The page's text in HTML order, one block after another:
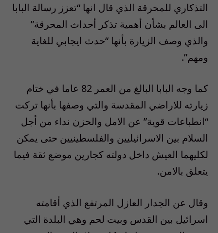
التذكاري للمحرقة الذي قال انها “تعزز رسالة البابا
الى العالم بشأن أهمية تذكر أحداث المحرقة”
والذي وصف الزيارة بأنها “حدث ايجابي للغاية
ومهم”.
كما وجه البابا البالغ من العمر 82 عاما في ختام
زيارته للاراضي المقدسة والتي وصفها بأنها تركت
“انطباعات قوية” عن الامل والحزن نداء من أجل
السلام بين الاسرائيليين والفلسطينيين حتى يمكن
لكليهما العيش داخل دولته كجارين موضع ثقة فيما
يتعلق بالامن.
وقال عن الجدار العازل المرتفع الذي أقامته
اسرائيل بين القدس وبيت لحم وهي البلدة التي